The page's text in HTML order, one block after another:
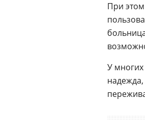
При
У многих